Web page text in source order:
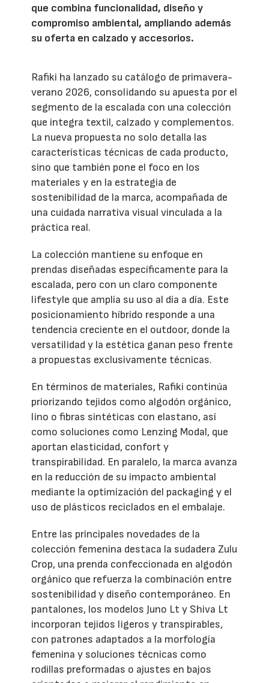
que combina funcionalidad, diseño y
compromiso ambiental, ampliando además
su oferta en calzado y accesorios.
Rafiki ha lanzado su catálogo de primavera-
verano 2026, consolidando su apuesta por el
segmento de la escalada con una colección
que integra textil, calzado y complementos.
La nueva propuesta no solo detalla las
características técnicas de cada producto,
sino que también pone el foco en los
materiales y en la estrategia de
sostenibilidad de la marca, acompañada de
una cuidada narrativa visual vinculada a la
práctica real.
La colección mantiene su enfoque en
prendas diseñadas específicamente para la
escalada, pero con un claro componente
lifestyle que amplía su uso al día a día. Este
posicionamiento híbrido responde a una
tendencia creciente en el outdoor, donde la
versatilidad y la estética ganan peso frente
a propuestas exclusivamente técnicas.
En términos de materiales, Rafiki continúa
priorizando tejidos como algodón orgánico,
lino o fibras sintéticas con elastano, así
como soluciones como Lenzing Modal, que
aportan elasticidad, confort y
transpirabilidad. En paralelo, la marca avanza
en la reducción de su impacto ambiental
mediante la optimización del packaging y el
uso de plásticos reciclados en el embalaje.
Entre las principales novedades de la
colección femenina destaca la sudadera Zulu
Crop, una prenda confeccionada en algodón
orgánico que refuerza la combinación entre
sostenibilidad y diseño contemporáneo. En
pantalones, los modelos Juno Lt y Shiva Lt
incorporan tejidos ligeros y transpirables,
con patrones adaptados a la morfología
femenina y soluciones técnicas como
rodillas preformadas o ajustes en bajos